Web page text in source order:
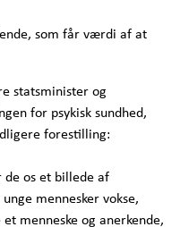
som får værdi af at
statsminister og
for psykisk sundhed,
forestilling:
os et billede af
mennesker vokse,
menneske og anerkende,